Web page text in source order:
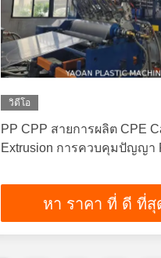
วิดีโอ
PP CPP สายการผลิต CPE
Extrusion การควบคุมปัญญา
หา ราคา ที่ ดี ที่สุ